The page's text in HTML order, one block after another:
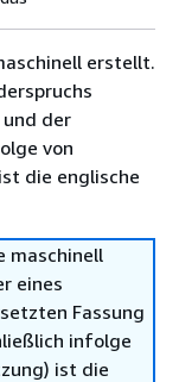
erstellt.
der
von
die englische
maschinell
eines
Fassung
infolge
ist die